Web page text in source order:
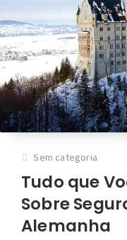
Sem categoria
Tudo que
Sobre
Alemanha